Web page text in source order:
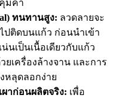
มค่า
ทนทานสูง: ลวดลายจะ
ติดบนแก้ว ก่อนนำเข้า
นเป็นเนื้อเดียวกับแก้ว
เครื่องล้างจาน และการ
หลุดลอกง่าย
าก่อนผลิตจริง: เพื่อ